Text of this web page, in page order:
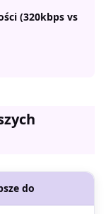
(320kbps vs
do